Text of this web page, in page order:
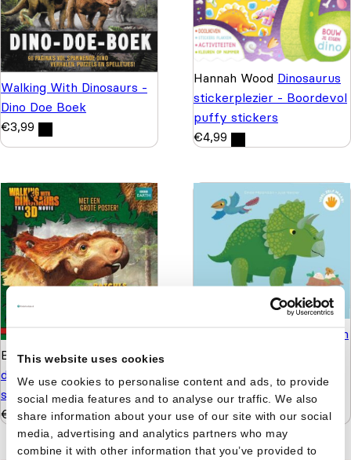
This website uses cookies
We use cookies to personalise content and ads, to provide
social media features and to analyse our traffic. We also
share information about your use of our site with our social
media, advertising and analytics partners who may
combine it with other information that you’ve provided to
Walking With Dinosaurs -
Dino Doe Boek
€3,99
Hannah Wood Dinosaurus
stickerplezier - Boordevol
puffy stickers
€4,99
Bart KinWalking with
dinosaurs - Patchi’s
spannende avonturen
€
3,99
Julie MercierZo voelt een